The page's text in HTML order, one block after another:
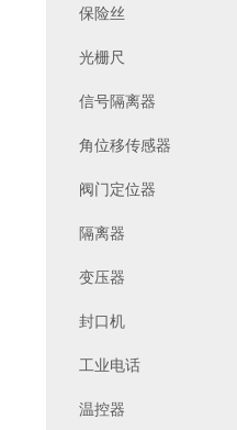
保险丝
光栅尺
信号隔离器
角位移传感器
阀门定位器
隔离器
变压器
封口机
工业电话
温控器